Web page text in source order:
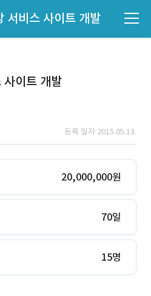
서비스 사이트 개발
사이트 개발
등록 일자 2015.05.13.
20,000,000원
70일
15명